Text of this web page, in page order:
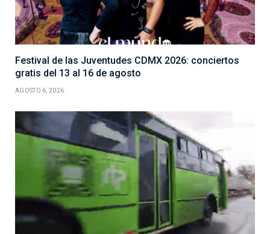
Festival de las Juventudes CDMX 2026: conciertos
gratis del 13 al 16 de agosto
AGOSTO 6, 2026